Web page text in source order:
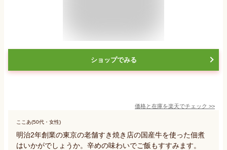
ショップでみる
価格と在庫を楽天でチェック >>
ここあ(50代・女性)
明治2年創業の東京の老舗すき焼き店の国産牛を使った佃煮
はいかがでしょうか。辛めの味わいでご飯もすすみます。